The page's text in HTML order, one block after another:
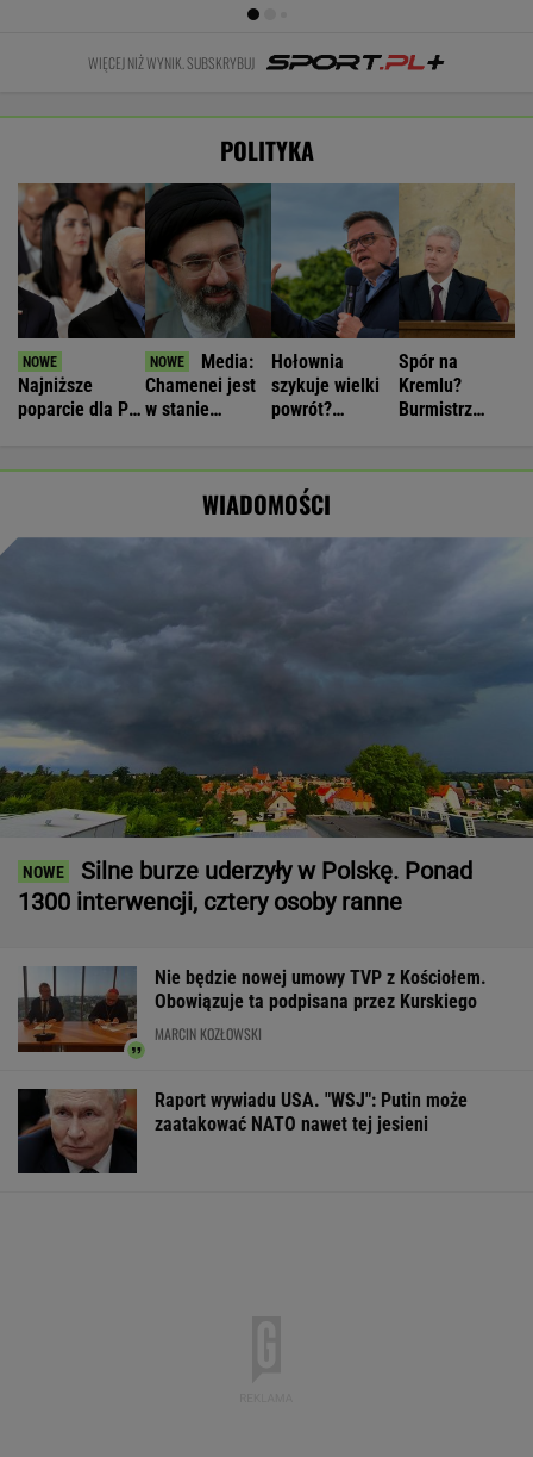
WIĘCEJ NIŻ WYNIK. SUBSKRYBUJ
POLITYKA
Najniższe
poparcie dla PiS
Media:
Chamenei jest
w stanie
Hołownia
szykuje wielki
powrót?
Spór na
Kremlu?
Burmistrz
WIADOMOŚCI
Silne burze uderzyły w Polskę. Ponad
1300 interwencji, cztery osoby ranne
Nie będzie nowej umowy TVP z Kościołem.
Obowiązuje ta podpisana przez Kurskiego
MARCIN KOZŁOWSKI
Raport wywiadu USA. "WSJ": Putin może
zaatakować NATO nawet tej jesieni